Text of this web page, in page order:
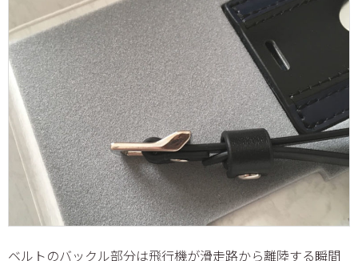
ベルトのバックル部分は飛行機が滑走路から離陸する瞬間